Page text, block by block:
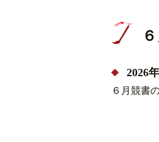
2026
６月競書